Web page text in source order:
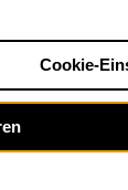
Cookie-